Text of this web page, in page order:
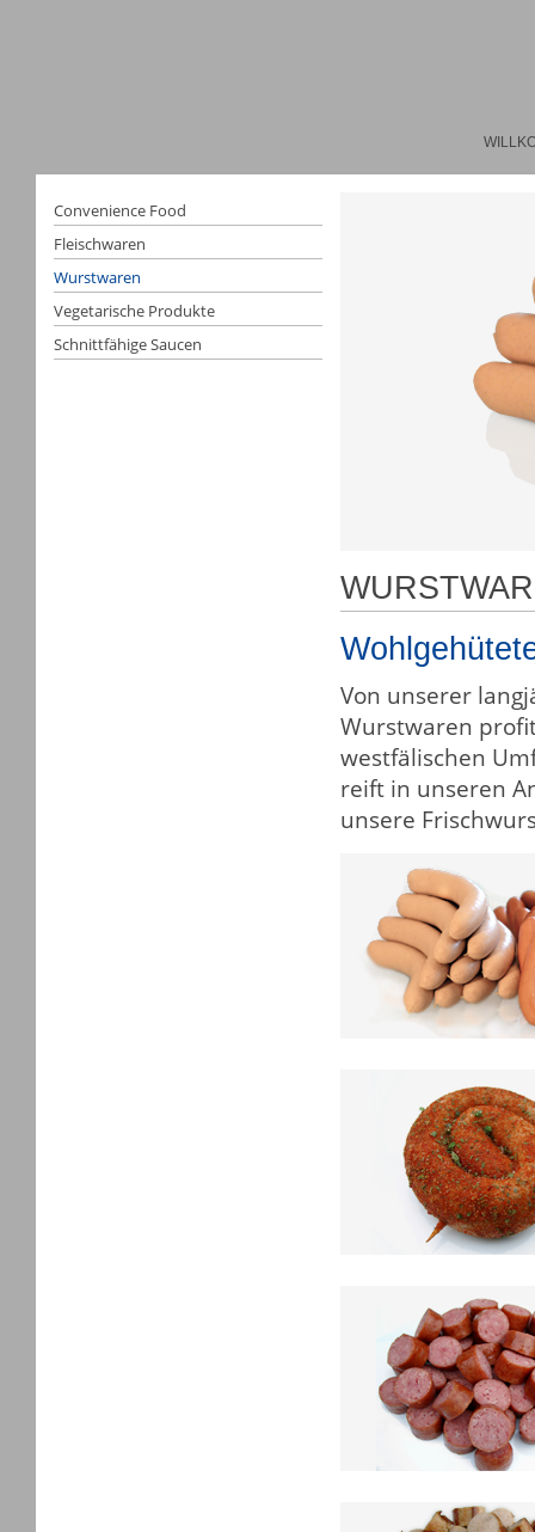
Convenience Food
Fleischwaren
Wurstwaren
Vegetarische Produkte
Schnittfähige Saucen
Von unserer
Wurstwaren
westfälischen
reift in unseren
unsere